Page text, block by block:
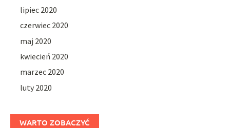
lipiec 2020
czerwiec 2020
maj 2020
kwiecień 2020
marzec 2020
luty 2020
WARTO ZOBACZYĆ